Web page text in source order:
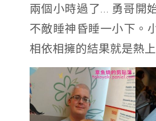
兩個小時過了… 勇哥開
不敵睡神昏睡一小下。
相依相擁的結果就是熱上